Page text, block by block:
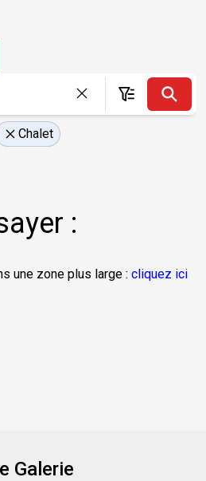
Chalet
:
une zone plus large : cliquez ici
Galerie